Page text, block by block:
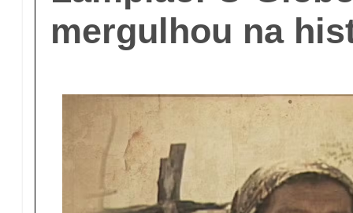
mergulhou na